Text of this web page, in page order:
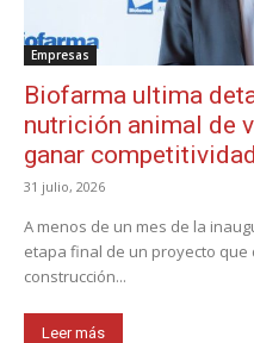
Empresas
Biofarma ultima
nutrición animal de
ganar
31 julio, 2026
A menos de un mes de la
etapa final de un proyecto
construcción...
Leer más